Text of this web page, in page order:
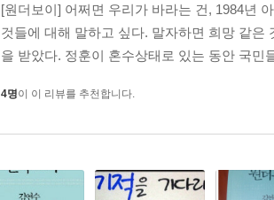
[원더보이] 어쩌면 우리가 바라는 건, 1984년
것들에 대해 말하고 싶다. 말자하면 희망 같
을 받았다. 정훈이 혼수상태로 있는 동안 국민
4명이 이 리뷰를 추천합니다.